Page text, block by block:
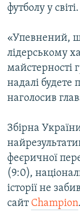
футболу у світі.
«Упевнений,
лідерському
майстерності
надалі будете
наголосив
Збірна
феєричної
(9:0),
історії не
сайт Champion.